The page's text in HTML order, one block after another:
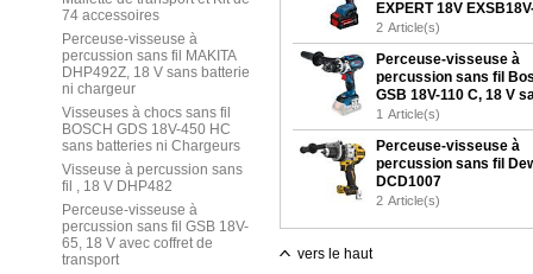
74 accessoires
Perceuse-visseuse à
percussion sans fil MAKITA
DHP492Z, 18 V sans batterie
ni chargeur
Visseuses à chocs sans fil
BOSCH GDS 18V-450 HC
sans batteries ni Chargeurs
Visseuse à percussion sans
fil , 18 V DHP482
Perceuse-visseuse à
percussion sans fil GSB 18V-
65, 18 V avec coffret de
transport
EXPERT 18V
2 Article(s)
Perceuse-visseuse à
percussion sans fil
GSB 18V-110 C, 18 V
Batteries + chargeurs
1 Article(s)
Perceuse-visseuse à
percussion sans fil
DCD1007
2 Article(s)
vers le haut